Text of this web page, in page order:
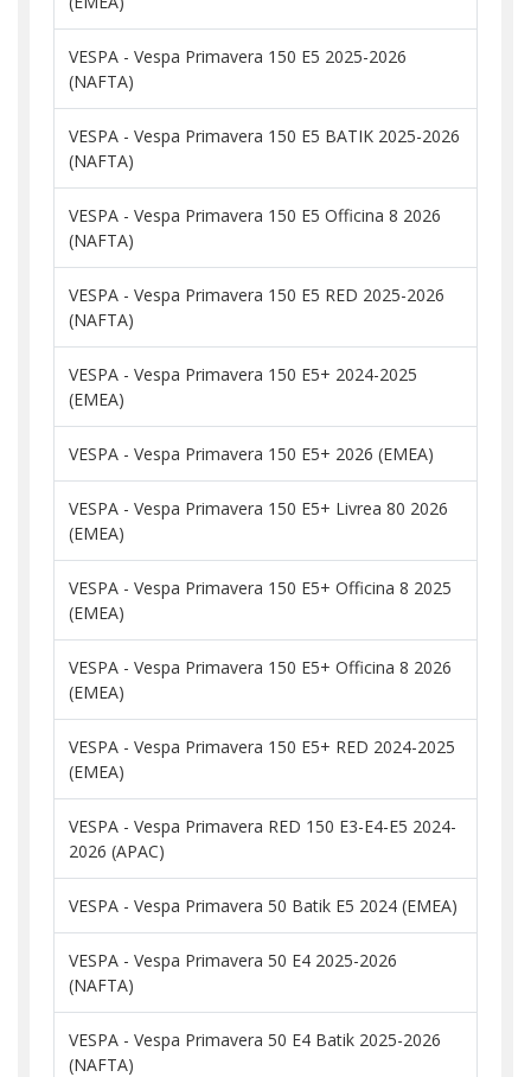
VESPA - Vespa Primavera 150 E5 2025-2026
(NAFTA)
VESPA - Vespa Primavera 150 E5 BATIK 2025-2026
(NAFTA)
VESPA - Vespa Primavera 150 E5 Officina 8 2026
(NAFTA)
VESPA - Vespa Primavera 150 E5 RED 2025-2026
(NAFTA)
VESPA - Vespa Primavera 150 E5+ 2024-2025
(EMEA)
VESPA - Vespa Primavera 150 E5+ 2026 (EMEA)
VESPA - Vespa Primavera 150 E5+ Livrea 80 2026
(EMEA)
VESPA - Vespa Primavera 150 E5+ Officina 8 2025
(EMEA)
VESPA - Vespa Primavera 150 E5+ Officina 8 2026
(EMEA)
VESPA - Vespa Primavera 150 E5+ RED 2024-2025
(EMEA)
VESPA - Vespa Primavera RED 150 E3-E4-E5 2024-
2026 (APAC)
VESPA - Vespa Primavera 50 Batik E5 2024 (EMEA)
VESPA - Vespa Primavera 50 E4 2025-2026
(NAFTA)
VESPA - Vespa Primavera 50 E4 Batik 2025-2026
(NAFTA)